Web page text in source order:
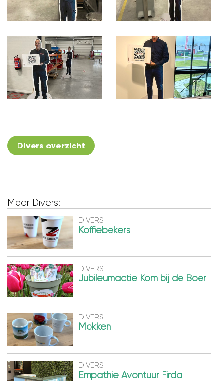
Divers overzicht
Meer Divers:
DIVERS
Koffiebekers
DIVERS
Jubileumactie Kom bij de Boer
DIVERS
Mokken
DIVERS
Empathie Avontuur Firda